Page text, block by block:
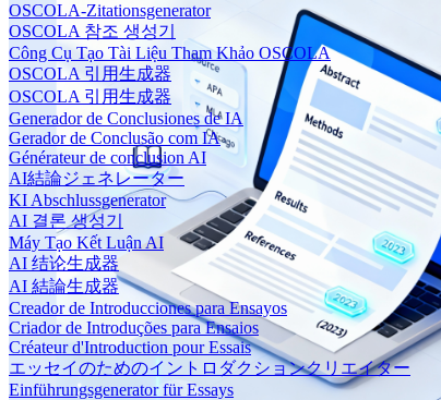
OSCOLA-Zitationsgenerator
OSCOLA 참조 생성기
Công Cụ Tạo Tài Liệu Tham Khảo OSCOLA
OSCOLA 引用生成器
OSCOLA 引用生成器
Generador de Conclusiones de IA
Gerador de Conclusão com IA
Générateur de conclusion AI
AI結論ジェネレーター
KI Abschlussgenerator
AI 결론 생성기
Máy Tạo Kết Luận AI
AI 结论生成器
AI 結論生成器
Creador de Introducciones para Ensayos
Criador de Introduções para Ensaios
Créateur d'Introduction pour Essais
エッセイのためのイントロダクションクリエイター
Einführungsgenerator für Essays